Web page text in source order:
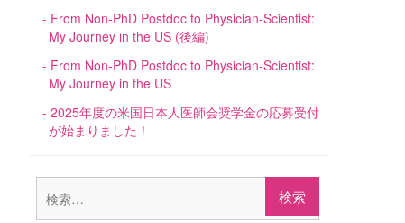
From Non-PhD Postdoc to Physician-Scientist:
My Journey in the US (後編)
From Non-PhD Postdoc to Physician-Scientist:
My Journey in the US
2025年度の米国日本人医師会奨学金の応募受付
が始まりました！